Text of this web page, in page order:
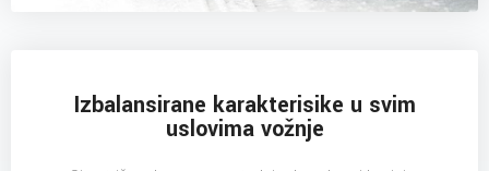
Izbalansirane karakterisike u svim
uslovima vožnje